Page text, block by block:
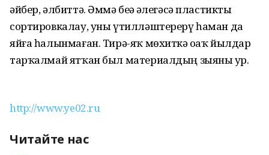
әйбер, әлбиттә. Әммә беҙҙә әлегәсә пластикты
сортировкалау, уны үтилләштерерү һаман да
яйға һалынмаған. Тирә-яҡ мөхиткә оҙаҡ йылдар
тарҡалмай ятҡан был материалдың зыяны ҙур.
http://www.ye02.ru
Читайте нас